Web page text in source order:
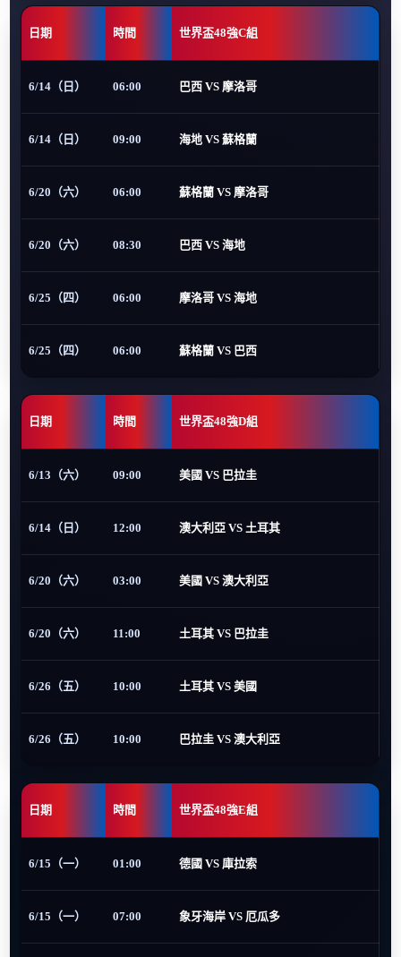
日期 時間 世界盃48強C組
6/14（日） 06:00 巴西 VS 摩洛哥
6/14（日） 09:00 海地 VS 蘇格蘭
6/20（六） 06:00 蘇格蘭 VS 摩洛哥
6/20（六） 08:30 巴西 VS 海地
6/25（四） 06:00 摩洛哥 VS 海地
6/25（四） 06:00 蘇格蘭 VS 巴西
日期 時間 世界盃48強D組
6/13（六） 09:00 美國 VS 巴拉圭
6/14（日） 12:00 澳大利亞 VS 土耳其
6/20（六） 03:00 美國 VS 澳大利亞
6/20（六） 11:00 土耳其 VS 巴拉圭
6/26（五） 10:00 土耳其 VS 美國
6/26（五） 10:00 巴拉圭 VS 澳大利亞
日期 時間 世界盃48強E組
6/15（一） 01:00 德國 VS 庫拉索
6/15（一） 07:00 象牙海岸 VS 厄瓜多